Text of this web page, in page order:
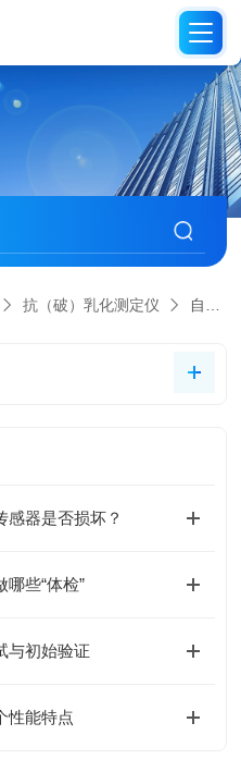
抗（破）乳化测定仪 自动抗乳化测定仪
感器是否损坏？
些“体检”
与初始验证
性能特点